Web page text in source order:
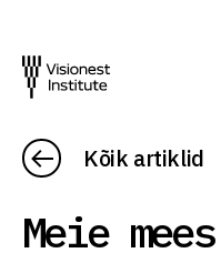
Kõik artiklid
Meie